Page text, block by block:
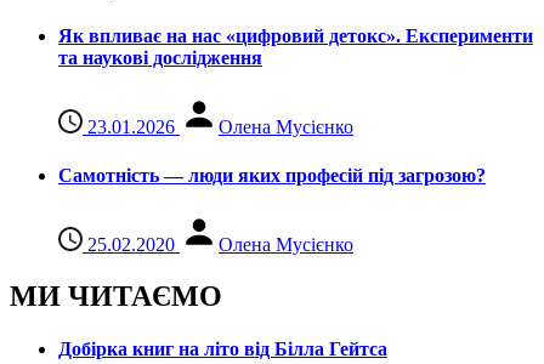
Як впливає на нас «цифровий детокс». Експерименти
та наукові дослідження
23.01.2026 Олена Мусієнко
Самотність — люди яких професій під загрозою?
25.02.2020 Олена Мусієнко
МИ ЧИТАЄМО
Добірка книг на літо від Білла Гейтса